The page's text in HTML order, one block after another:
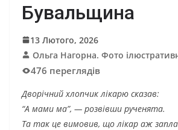
Бувальщина
13 Лютого, 2026
Ольга Нагорна. Фото
476 переглядів
Дворічний хлопчик лікарю сказав:
“А мами ма”, — розвівши рученята.
Та так це вимовив, що лікар аж